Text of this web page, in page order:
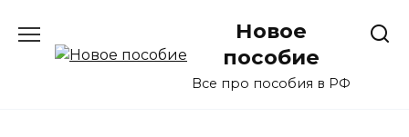
содержанию
Новое
пособие
Все про пособия в РФ